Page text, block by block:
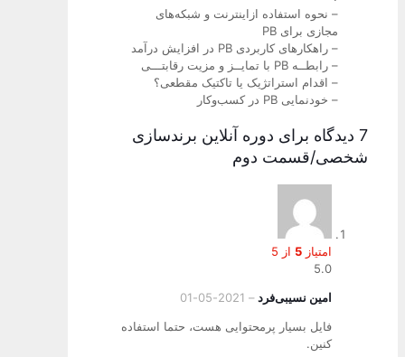
– نحوه استفاده ازاینترنت و شبکه‌های
مجازی برای PB
– راهکارهای کاربردی PB در افزایش درآمد
– رابطــه PB با تمایــز و مزیت رقابتـــی
– اقدام استراتژیک یا تاکتیک مقطعی؟
– خودنمایی‌ PB در کسب‌وکار
دوره آنلاین برندسازی
شخصی/قسمت دوم
امتیاز5 از 5
5.0
امین نسیبی‌فرد –
2021-05-01
فایل بسیار پر‌محتوایی هست، حتما استفاده
کنین.